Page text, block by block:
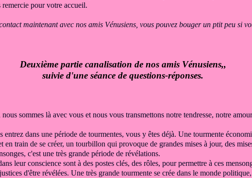
remercie pour votre accueil.
maintenantavec nos amis Vénusiens , vous pouvez bouger un ptit peu si
Deuxième partie canalisation de nos amis Vénusiens,,
suivie d'une séance de questions-réponses.
nous sommes là avec vous et nous vous transmettons notre tendresse, notre
entrez dans une période de tourmentes, vous y êtes déjà. Une tourmente
en train de se créer, un tourbillon qui provoque de grandes mises à jour, des
c'est une très grande période de révélations.
leur conscience sont à des postes clés, des rôles, pour permettre à ces
d'être révélées. Une très grande tourmente se crée dans le monde